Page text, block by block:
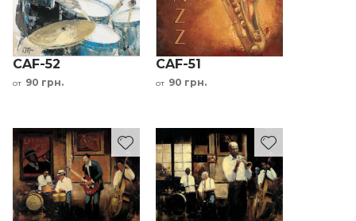
CAF-52
от 90 грн.
CAF-51
от 90 грн.